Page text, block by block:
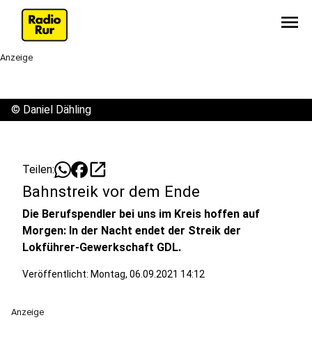
menu
Anzeige
© Daniel Dähling
Teilen: open_in_new
Bahnstreik vor dem Ende
Die Berufspendler bei uns im Kreis hoffen auf
Morgen: In der Nacht endet der Streik der
Lokführer-Gewerkschaft GDL.
Veröffentlicht: Montag, 06.09.2021 14:12
Anzeige